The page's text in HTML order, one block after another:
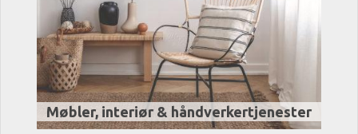
Møbler, interiør & håndverkertjenester